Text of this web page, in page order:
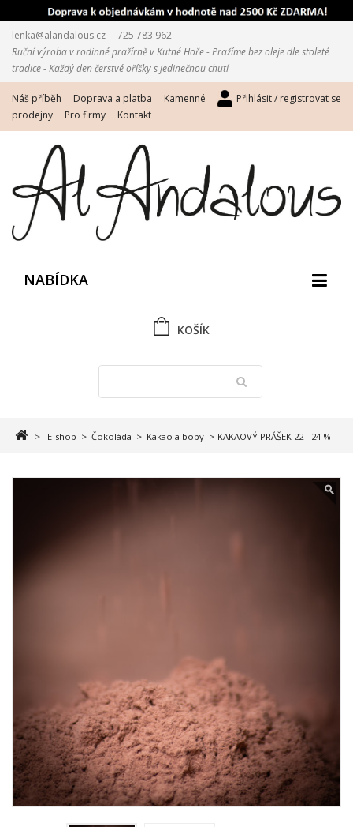
lenka@alandalous.cz 725 783 962
Ruční výroba v rodinné pražírně v Kutné Hoře - Pražíme bez oleje dle stoleté
tradice - Každý den čerstvé oříšky s jedinečnou chutí
Přihlásit / registrovat se
Náš příběh Doprava a platba
Kamenné
prodejny
Pro firmy Kontakt
NABÍDKA
KOŠÍK
> E-shop > Čokoláda > Kakao a boby > KAKAOVÝ PRÁŠEK 22 - 24 %